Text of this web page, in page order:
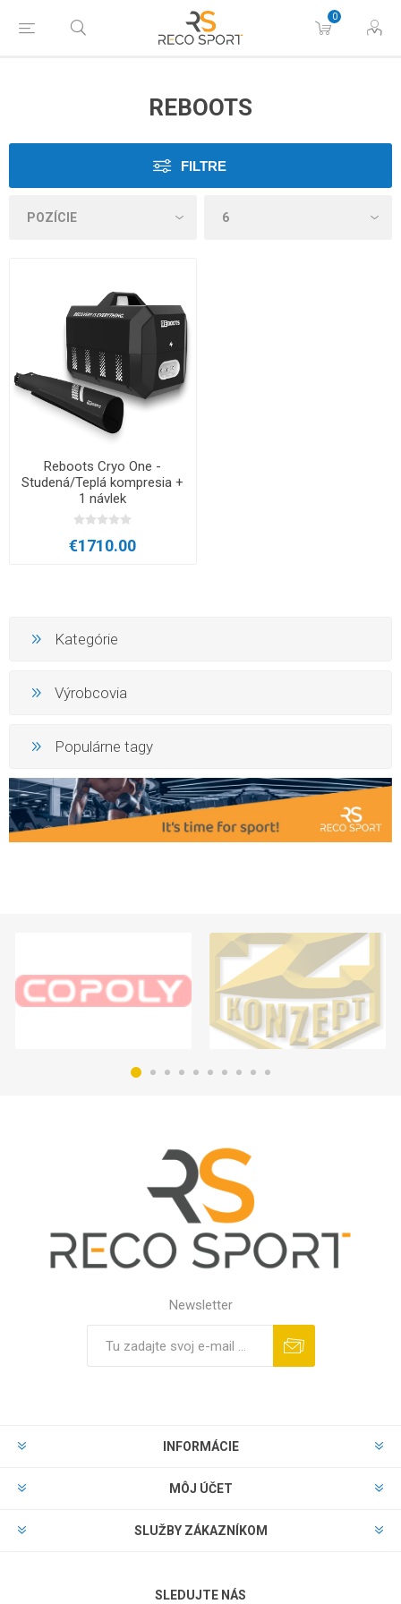
0
REBOOTS
FILTRE
Reboots Cryo One -
Studená/Teplá kompresia +
1 návlek
€1710.00
Kategórie
Výrobcovia
Populárne tagy
Newsletter
INFORMÁCIE
MÔJ ÚČET
SLUŽBY ZÁKAZNÍKOM
SLEDUJTE NÁS